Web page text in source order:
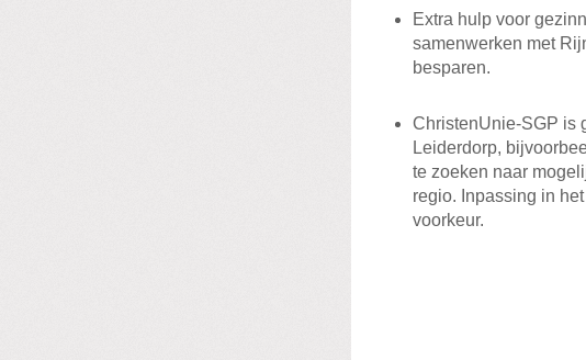
Extra hulp voor
samenwerken met
besparen.
ChristenUnie-SGP is
Leiderdorp,
te zoeken naar
regio. Inpassing in
voorkeur.